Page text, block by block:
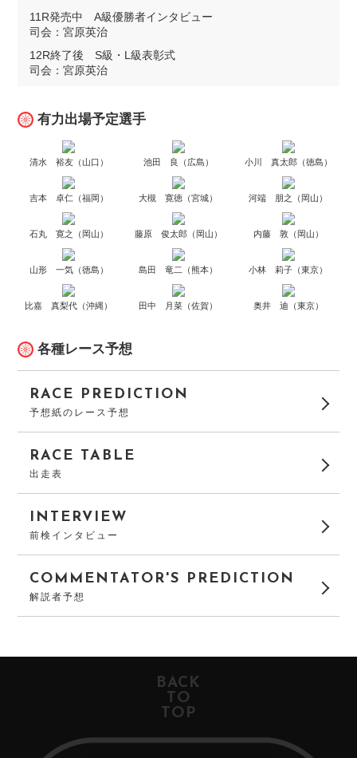
11R発売中 A級優勝者インタビュー
司会：宮原英治
12R終了後 S級・L級表彰式
司会：宮原英治
有力出場予定選手
清水 裕友（山口） 池田 良（広島） 小川 真太郎（徳島）
吉本 卓仁（福岡） 大槻 寛徳（宮城） 河端 朋之（岡山）
石丸 寛之（岡山） 藤原 俊太郎（岡山） 内藤 敦（岡山）
山形 一気（徳島） 島田 竜二（熊本） 小林 莉子（東京）
比嘉 真梨代（沖縄） 田中 月菜（佐賀） 奥井 迪（東京）
各種レース予想
RACE PREDICTION
予想紙のレース予想
RACE TABLE
出走表
INTERVIEW
前検インタビュー
COMMENTATOR'S PREDICTION
解説者予想
BACK
TO
TOP